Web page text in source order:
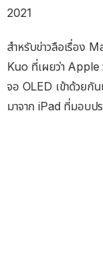
2021
สำหรับข่าวลือเรื่อง
Kuo ที่เผยว่า Apple
จอ OLED เข้าด้วยกั
มาจาก iPad ที่มอบป